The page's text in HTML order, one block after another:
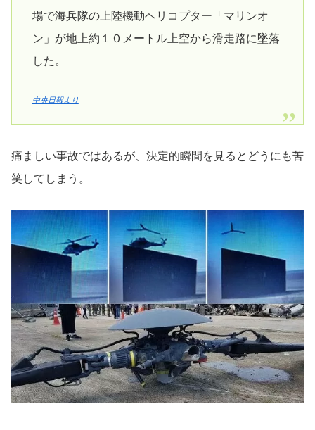
場で海兵隊の上陸機動ヘリコプター「マリンオ
ン」が地上約１０メートル上空から滑走路に墜落
した。
中央日報より
痛ましい事故ではあるが、決定的瞬間を見るとどうにも苦
笑してしまう。